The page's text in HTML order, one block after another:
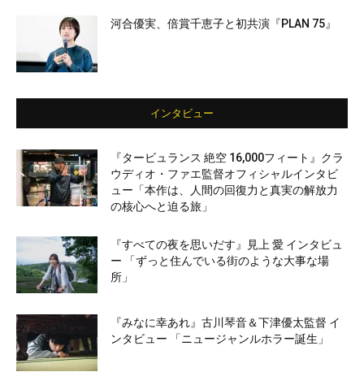
河合優実、倍賞千恵子と初共演『PLAN 75』
インタビュー
『タービュランス 絶空 16,000フィート』クラ
ウディオ・ファエ監督オフィシャルインタビ
ュー「本作は、人間の回復力と真実の解放力
の核心へと迫る旅」
『すべての夜を思いだす』見上 愛 インタビュ
ー 「ずっと住んでいる街のような大事な場
所」
『みなに幸あれ』古川琴音＆下津優太監督 イ
ンタビュー 「ニュージャンルホラー誕生」